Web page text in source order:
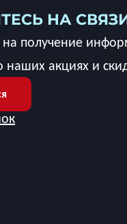
НА
на получение
наших акциях и